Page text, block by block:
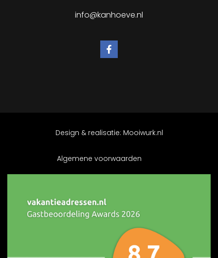
info@kanhoeve.nl
Design & realisatie: Mooiwurk.nl
Algemene voorwaarden